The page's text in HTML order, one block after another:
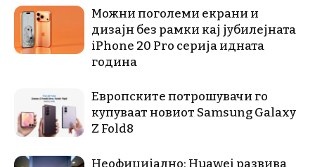
Можни поголеми екрани и
дизајн без рамки кај јубилејната
iPhone 20 Pro серија идната
година
Европските потрошувачи го
купуваат новиот Samsung Galaxy
Z Fold8
Неофицијално: Huawei развива